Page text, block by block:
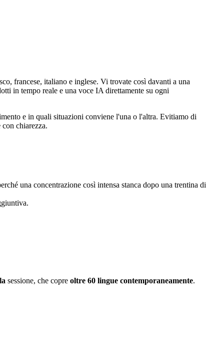
francese, italiano e inglese. Vi trovate così davanti a una
in tempo reale e una voce IA direttamente su ogni
e in quali situazioni conviene l'una o l'altra. Evitiamo di
chiarezza.
una concentrazione così intensa stanca dopo una trentina di
sessione, che copre oltre 60 lingue contemporaneamente.